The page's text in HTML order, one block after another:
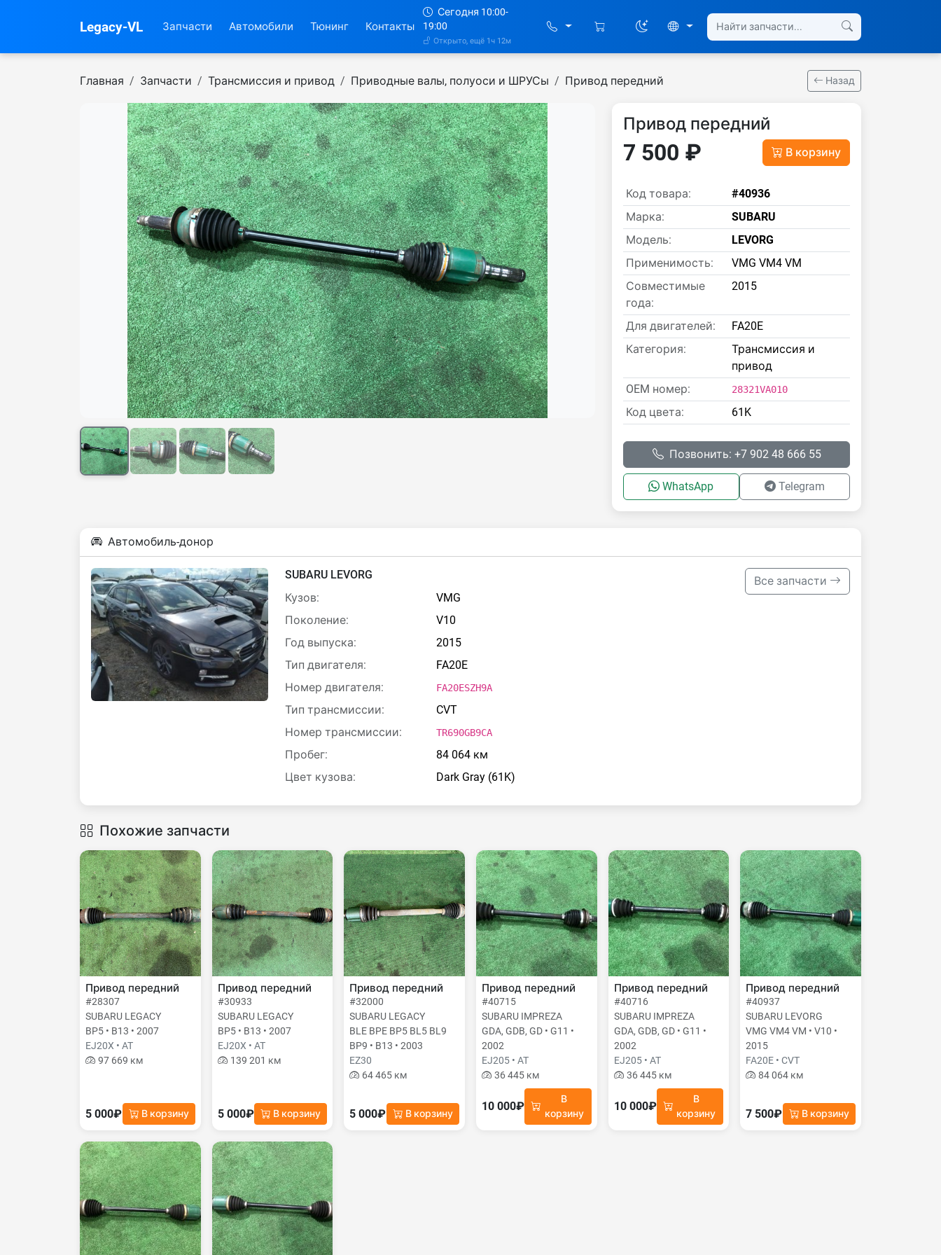
Legacy-VL Запчасти Автомобили Тюнинг Контакты
Сегодня 10:00-
19:00
Открыто, ещё 1ч 12м
Главная Запчасти Трансмиссия и привод Приводные валы, полуоси и ШРУСы Привод передний Назад
Привод передний
7 500 ₽ В корзину
Код товара:
#40936
Марка:
SUBARU
Модель:
LEVORG
Применимость:
VMG VM4 VM
Совместимые
года:
2015
Для двигателей:
FA20E
Категория:
Трансмиссия и
привод
OEM номер:
28321VA010
Код цвета: 61K
Позвонить: +7 902 48 666 55
WhatsApp Telegram
Автомобиль-донор
SUBARU LEVORG
Кузов:
VMG
Поколение:
V10
Год выпуска:
2015
Тип двигателя:
FA20E
Номер двигателя:
FA20ESZH9A
Тип трансмиссии:
CVT
Номер трансмиссии:
TR690GB9CA
Пробег:
84 064 км
Цвет кузова:
Dark Gray (61K)
Все запчасти
Похожие запчасти
Привод передний
#28307
SUBARU LEGACY
BP5 • B13 • 2007
EJ20X • AT
97 669 км
5 000₽ В корзину
Привод передний
#30933
SUBARU LEGACY
BP5 • B13 • 2007
EJ20X • AT
139 201 км
5 000₽ В корзину
Привод передний
#32000
SUBARU LEGACY
BLE BPE BP5 BL5 BL9
BP9 • B13 • 2003
EZ30
64 465 км
5 000₽ В корзину
Привод передний
#40715
SUBARU IMPREZA
GDA, GDB, GD • G11 •
2002
EJ205 • AT
36 445 км
10 000₽
В
корзину
Привод передний
#40716
SUBARU IMPREZA
GDA, GDB, GD • G11 •
2002
EJ205 • AT
36 445 км
10 000₽
В
корзину
Привод передний
#40937
SUBARU LEVORG
VMG VM4 VM • V10 •
2015
FA20E • CVT
84 064 км
7 500₽ В корзину